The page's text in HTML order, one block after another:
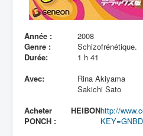
Année :
2008
Genre :
Schizofrénétique.
Durée:
1 h 41
Avec:
Rina Akiyama
Sakichi Sato
Acheter HEIBON
PONCH :
http://